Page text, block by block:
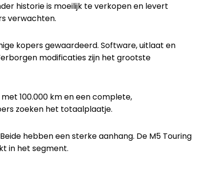
historie is moeilijk te verkopen en levert
verwachten.
kopers gewaardeerd. Software, uitlaat en
modificaties zijn het grootste
100.000 km en een complete,
zoeken het totaalplaatje.
hebben een sterke aanhang. De M5 Touring
in het segment.